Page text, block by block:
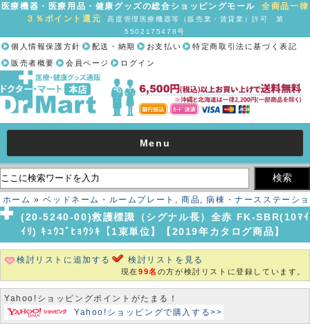
医療機器・医療用品・健康グッズの総合ショッピングモール全商品一律
３％ポイント還元
高度管理医療機器等（販売業・賃貸業）許可 第
5502175478号
個人情報保護方針 配送・納期 お支払い
特定商取引法に基づく表記
販売者概要
会員ページ ログイン
Menu
ホーム »ベッドネーム・ルームプレート , 商品,病棟・ナースステーショ
ン» (20-5240-00)救護標識（シグナル長）全赤 FK-SBR(10ﾏｲｲﾘ) ｷｭｳ
ｺﾞﾋｮｳｼｷ【1束単位】【2019年カタログ商品】
(20-5240-00)救護標識（シグナル長）全赤 FK-SBR(10ﾏｲ
ｲﾘ) ｷｭｳｺﾞﾋｮｳｼｷ【1束単位】【2019年カタログ商品】
検討リストに追加する 検討リストを見る
現在99名 の方が検討リストに登録しています。
Yahoo!ショッピングポイントがたまる！
Yahoo!ショッピングで購入する>>